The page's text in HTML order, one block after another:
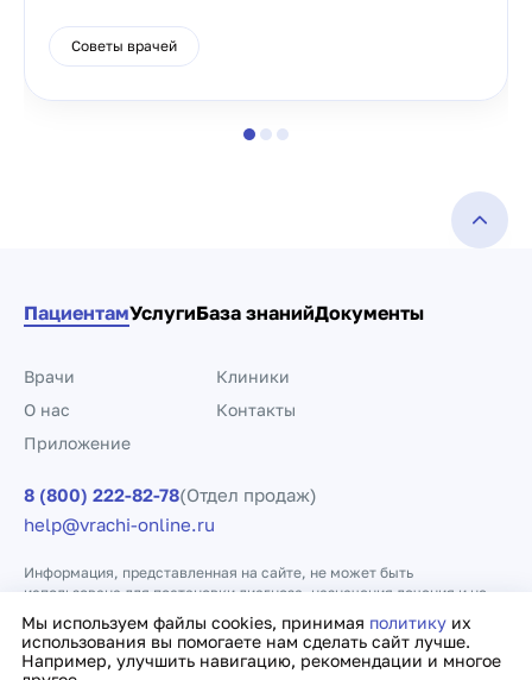
Советы врачей
Мы используем файлы cookies, принимая политику их
использования вы помогаете нам сделать сайт лучше.
Например, улучшить навигацию, рекомендации и многое
ПациентамУслугиБаза знанийДокументы
Врачи
Клиники
О нас
Контакты
Приложение
8 (800) 222-82-78(Отдел продаж)
help@vrachi-online.ru
Информация, представленная на сайте, не может быть
использована для постановки диагноза, назначения лечения и не
заменяет прием врача.
Политика конфиденциальности Договор оферты